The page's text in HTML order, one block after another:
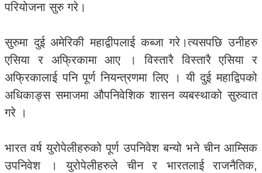
परियोजना सुरु गरे।
सुरुमा दुई अमेरिकी महाद्वीपलाई कब्जा गरे।त्यसपछि उनीहरु
एसिया र अफ्रिकामा आए । विस्तारै विस्तारै एसिया र
अफ्रिकालाई पनि पूर्ण नियन्त्रणमा लिए । यी दुई महाद्विपको
अधिकाङ्स समाजमा औपनिवेशिक शासन व्यबस्थाको सुरुवात
गरे ।
भारत वर्ष युरोपेलीहरुको पूर्ण उपनिवेश बन्यो भने चीन आम्सिक
उपनिवेश । युरोपेलीहरुले चीन र भारतलाई राजनैतिक,